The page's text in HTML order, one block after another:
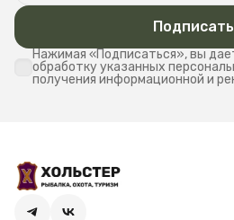
Нажимая «Подписаться», вы
обработку указанных
получения информационной и